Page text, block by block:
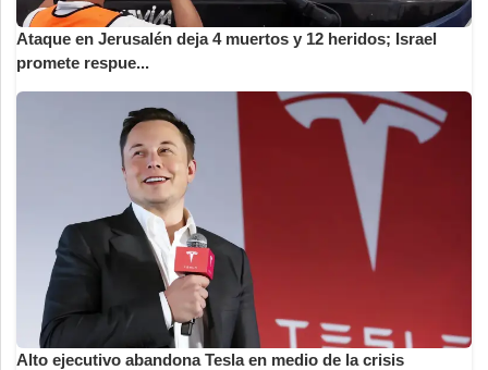
Ataque en Jerusalén deja 4 muertos y 12 heridos; Israel
promete respue...
Alto ejecutivo abandona Tesla en medio de la crisis